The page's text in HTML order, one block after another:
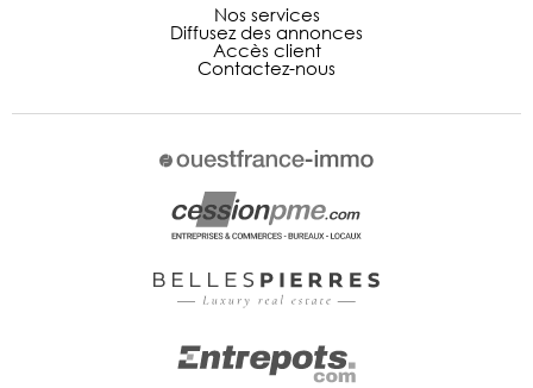
Nos services
Diffusez des annonces
Accès client
Contactez-nous